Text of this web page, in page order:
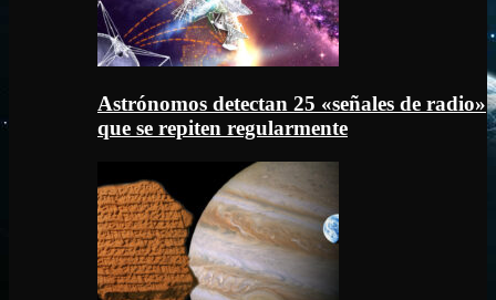
Astrónomos detectan 25 «señales de radio»
que se repiten regularmente